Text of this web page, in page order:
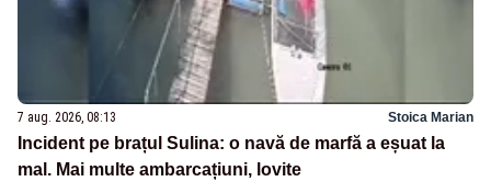
7 aug. 2026, 08:13 Stoica Marian
Incident pe brațul Sulina: o navă de marfă a eșuat la
mal. Mai multe ambarcațiuni, lovite